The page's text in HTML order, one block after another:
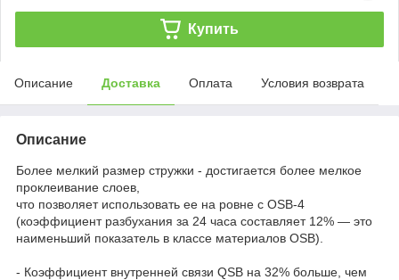
Купить
Описание Доставка Оплата Условия возврата
Описание
Более мелкий размер стружки - достигается более мелкое
проклеивание слоев,
что позволяет использовать ее на ровне с OSB-4
(коэффициент разбухания за 24 часа составляет 12% — это
наименьший показатель в классе материалов OSB).
- Коэффициент внутренней связи QSB на 32% больше, чем